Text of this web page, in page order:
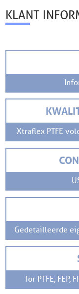
KLANT
Xtraflex PTFE
Gedetailleerde
for PTFE, FEP,